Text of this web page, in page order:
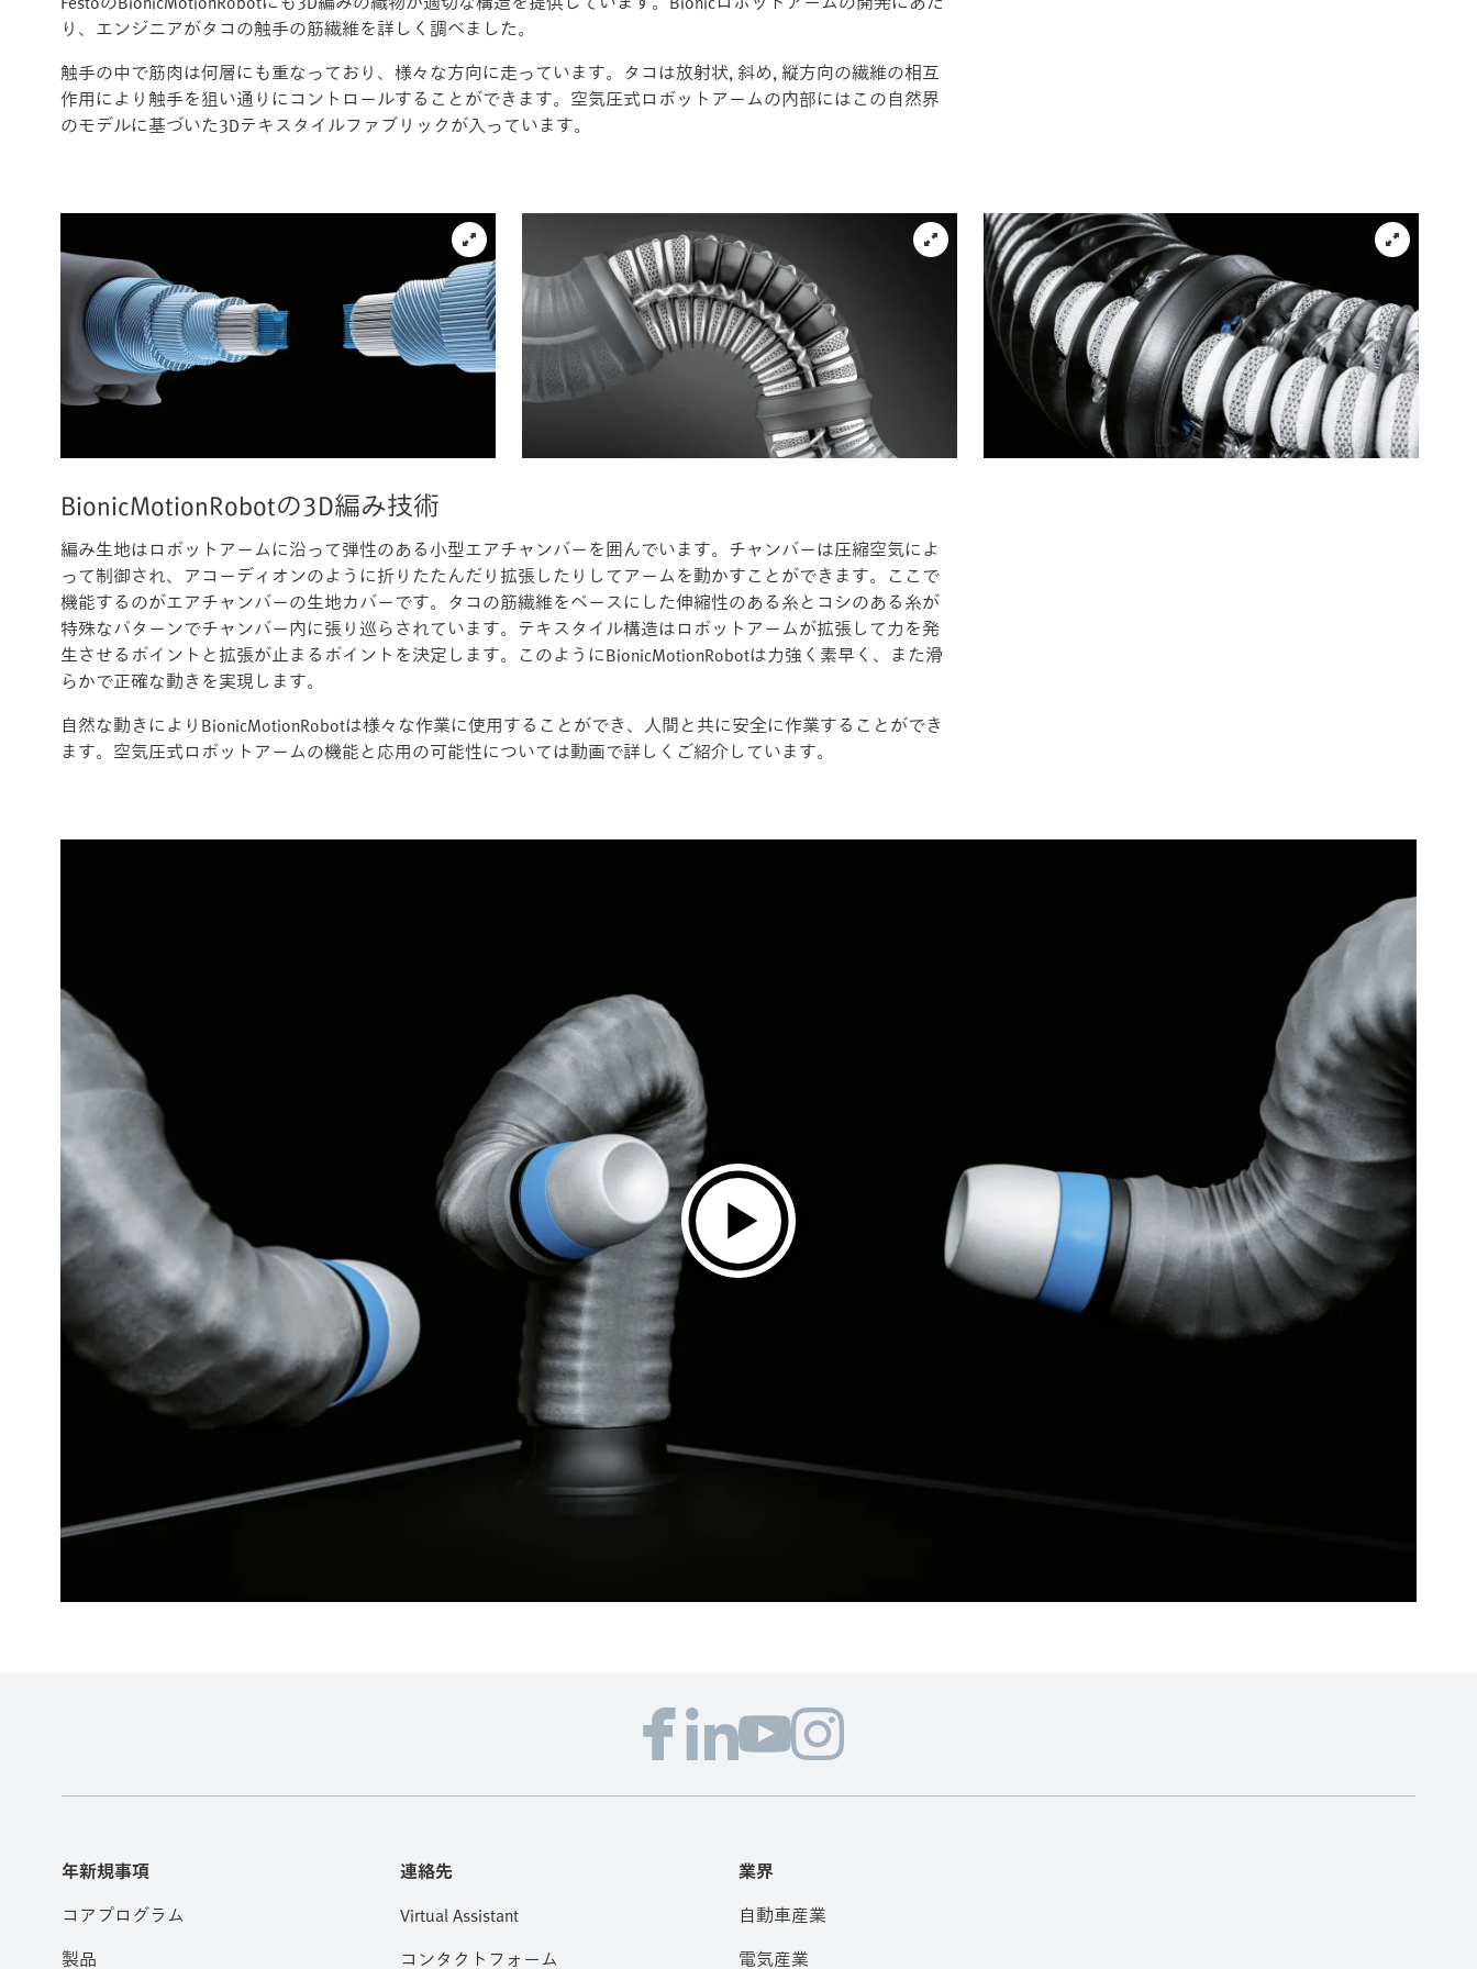
り、エンジニアがタコの触手の筋繊維を詳しく調べました。
触手の中で筋肉は何層にも重なっており、様々な方向に走っています。タコは放射状, 斜め, 縦方向の繊維の相互
作用により触手を狙い通りにコントロールすることができます。空気圧式ロボットアームの内部にはこの自然界
のモデルに基づいた3Dテキスタイルファブリックが入っています。
BionicMotionRobotの3D編み技術
編み生地はロボットアームに沿って弾性のある小型エアチャンバーを囲んでいます。チャンバーは圧縮空気によ
って制御され、アコーディオンのように折りたたんだり拡張したりしてアームを動かすことができます。ここで
機能するのがエアチャンバーの生地カバーです。タコの筋繊維をベースにした伸縮性のある糸とコシのある糸が
特殊なパターンでチャンバー内に張り巡らされています。テキスタイル構造はロボットアームが拡張して力を発
生させるポイントと拡張が止まるポイントを決定します。このようにBionicMotionRobotは力強く素早く、また滑
らかで正確な動きを実現します。
自然な動きによりBionicMotionRobotは様々な作業に使用することができ、人間と共に安全に作業することができ
ます。空気圧式ロボットアームの機能と応用の可能性については動画で詳しくご紹介しています。
年新規事項
コアプログラム
製品
連絡先
Virtual Assistant
コンタクトフォーム
業界
自動車産業
電気産業